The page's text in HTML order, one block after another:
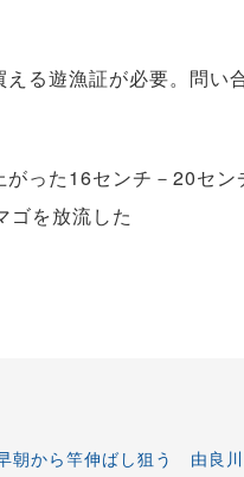
る遊漁証が必要。問い
がった16センチ－20セン
ゴを放流した
朝から竿伸ばし狙う 由良